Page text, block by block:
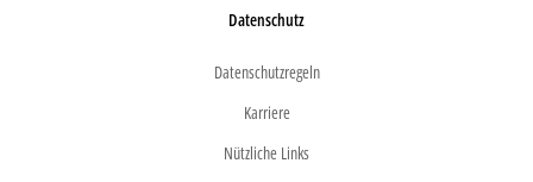
Datenschutz
Datenschutzregeln
Karriere
Nützliche Links